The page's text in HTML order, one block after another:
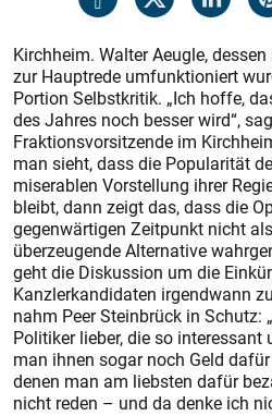
Kirchheim. Walter Aeugle,
zur Hauptrede umfunktioniert
Portion Selbstkritik. „Ich hoffe,
des Jahres noch besser wird“,
Fraktionsvorsitzende im
man sieht, dass die Popularität
miserablen Vorstellung ihrer
bleibt, dann zeigt das, dass die
gegenwärtigen Zeitpunkt nicht
überzeugende Alternative
geht die Diskussion um die
Kanzlerkandidaten irgendwann
nahm Peer Steinbrück in Schutz:
Politiker lieber, die so interessant
man ihnen sogar noch Geld
denen man am liebsten dafür
nicht reden – und da denke ich